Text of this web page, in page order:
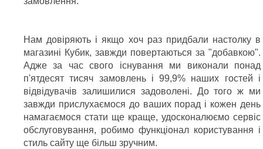
Нам довіряють і якщо хоч раз придбали настолку в
магазині Кубик, завжди повертаються за "добавкою".
Адже за час свого існування ми виконали понад
п'ятдесят тисяч замовлень і 99,9% наших гостей і
відвідувачів залишилися задоволені. До того ж ми
завжди прислухаємося до ваших порад і кожен день
намагаємося стати ще краще, удосконалюємо сервіс
обслуговування, робимо функціонал користування і
стиль сайту ще більш зручним.